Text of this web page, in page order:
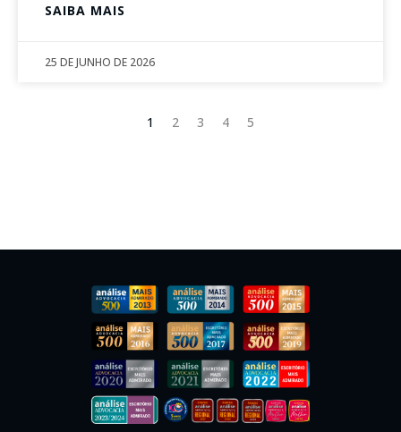
SAIBA MAIS
25 DE JUNHO DE 2026
1 2 3 4 5